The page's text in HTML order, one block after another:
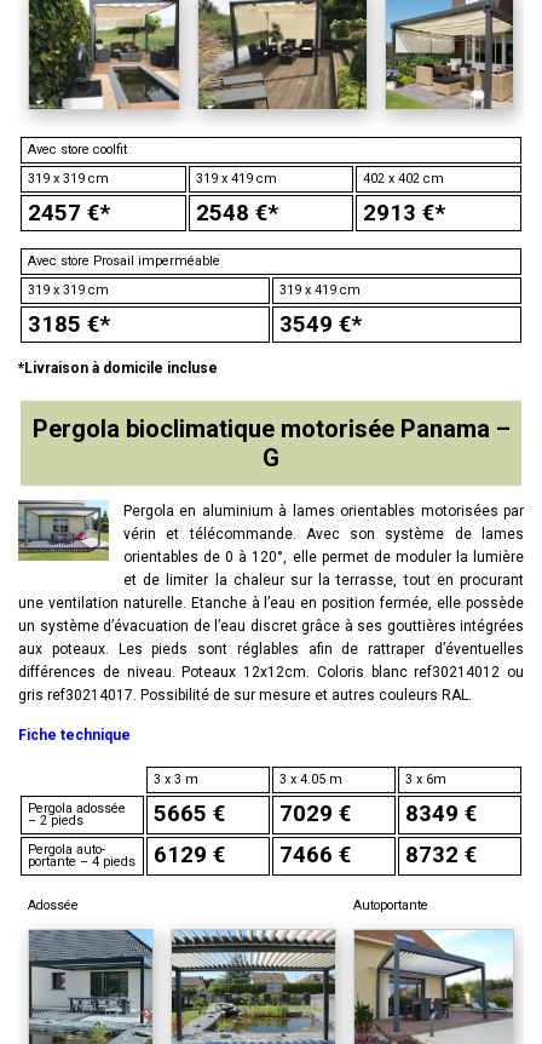
Avec store coolfit
319 x 319 cm
319 x 419 cm 402 x 402 cm
2457 €* 2548 €* 2913 €*
Avec store Prosail imperméable
319 x 319 cm
319 x 419 cm
3185 €* 3549 €*
*Livraison à domicile incluse
Pergola bioclimatique motorisée Panama –
G
Pergola en aluminium à lames orientables motorisées par
vérin et télécommande. Avec son système de lames
orientables de 0 à 120°, elle permet de moduler la lumière
et de limiter la chaleur sur la terrasse, tout en procurant
une ventilation naturelle. Etanche à l’eau en position fermée, elle possède
un système d’évacuation de l’eau discret grâce à ses gouttières intégrées
aux poteaux. Les pieds sont réglables afin de rattraper d’éventuelles
différences de niveau. Poteaux 12x12cm. Coloris blanc ref30214012 ou
gris ref30214017. Possibilité de sur mesure et autres couleurs RAL.
Fiche technique
3 x 3 m 3 x 4.05 m
3 x 6m
Pergola adossée
– 2 pieds 5665 € 7029 € 8349 €
Pergola auto-
portante – 4 pieds 6129 € 7466 € 8732 €
Adossée Autoportante